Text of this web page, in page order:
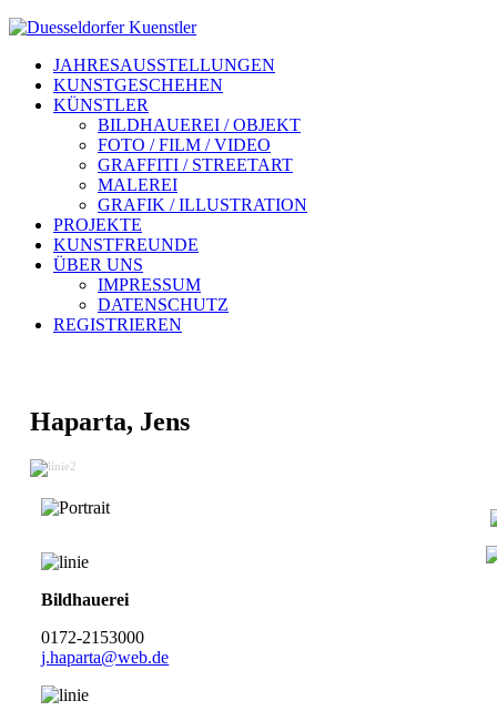
JAHRESAUSSTELLUNGEN
KUNSTGESCHEHEN
KÜNSTLER
BILDHAUEREI / OBJEKT
FOTO / FILM / VIDEO
GRAFFITI / STREETART
MALEREI
GRAFIK / ILLUSTRATION
PROJEKTE
KUNSTFREUNDE
ÜBER UNS
IMPRESSUM
DATENSCHUTZ
REGISTRIEREN
Haparta, Jens
Bildhauerei
0172-2153000
j.haparta@web.de